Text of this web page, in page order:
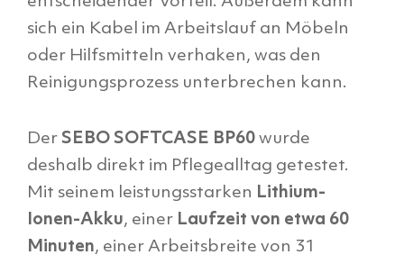
sich ein Kabel im Arbeitslauf an Möbeln
oder Hilfsmitteln verhaken, was den
Reinigungsprozess unterbrechen kann.
Der SEBO SOFTCASE BP60 wurde
deshalb direkt im Pflegealltag getestet.
Mit seinem leistungsstarken Lithium-
Ionen-Akku, einer Laufzeit von etwa 60
Minuten, einer Arbeitsbreite von 31